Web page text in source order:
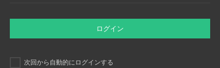
ログイン
次回から自動的にログインする